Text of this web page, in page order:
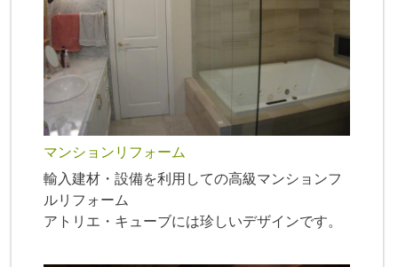
マンションリフォーム
輸入建材・設備を利用しての高級マンションフ
ルリフォーム
アトリエ・キューブには珍しいデザインです。